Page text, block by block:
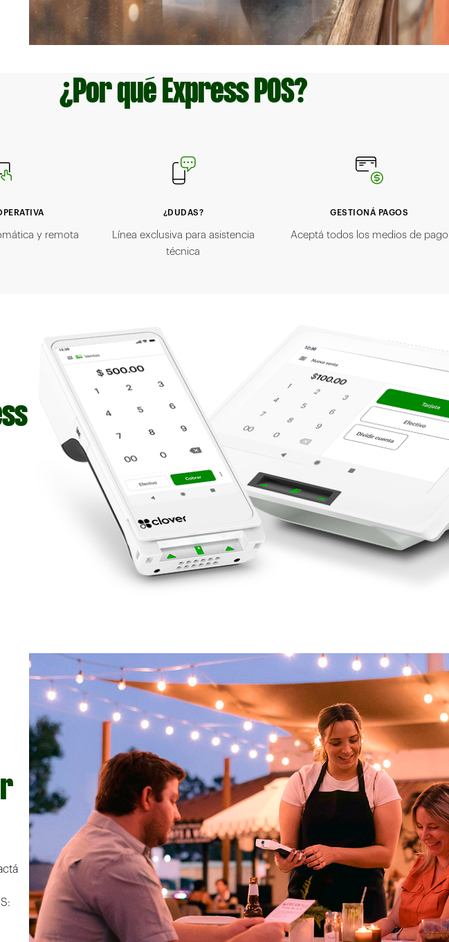
¿Por qué Express POS?
y remota
¿DUDAS?
Línea exclusiva para asistencia
técnica
GESTIONÁ PAGOS
Aceptá todos los medios de pago